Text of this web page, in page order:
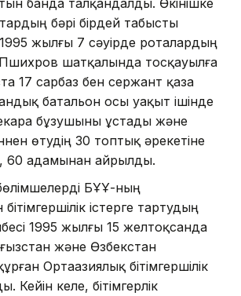
бәрі бірдей табысты
жылғы 7 сәуірде роталардың
Пшихров шатқалында тосқауылға
17 сарбаз бен сержант қаза
батальон осы уақыт ішінде
бұзушыны ұстады және
өтудің 30 топтық әрекетіне
60 адамынан айрылды.
БҰҰ-ның
істерге тартудың
1995 жылғы 15 желтоқсанда
және Өзбекстан
Ортаазиялық бітімгершілік
Кейін келе, бітімгерлік